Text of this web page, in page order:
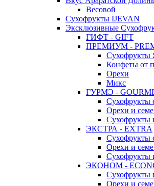
Весовой
Сухофрукты IJEVAN
Эксклюзивные
ГИФТ - GIFT
ПРЕМИУМ -
Сухофрукты
Конфеты от
Орехи
Микс
ГУРМЭ -
Сухофрукты
Орехи и
Сухофрукты
ЭКСТРА - EXTRA
Сухофрукты
Орехи и
Сухофрукты
ЭКОНОМ -
Сухофрукты
Орехи и